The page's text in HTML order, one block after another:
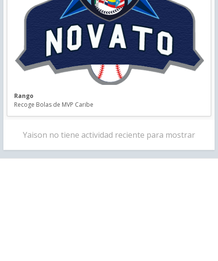
Rango
Recoge Bolas de MVP Caribe
Yaison no tiene actividad reciente para mostrar